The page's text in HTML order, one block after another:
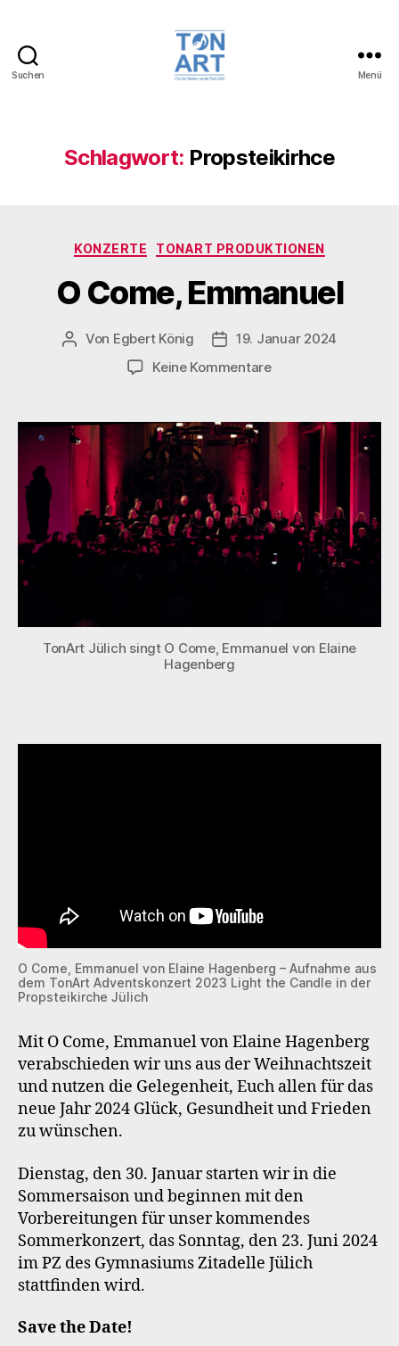
Suchen
Musikschule
der
Menü
Schlagwort: Propsteikirhce
Kategorien
KONZERTE TONART PRODUKTIONEN
O Come, Emmanuel
Beitragsautor
Von Egbert König Veröffentlichungsdatum
19. Januar 2024
Keine Kommentarezu
Emmanuel
TonArt Jülich singt O Come, Emmanuel von Elaine
Hagenberg
O Come, Emmanuel von Elaine Hagenberg – Aufnahme aus
dem TonArt Adventskonzert 2023 Light the Candle in der
Propsteikirche Jülich
Mit O Come, Emmanuel von Elaine Hagenberg
verabschieden wir uns aus der Weihnachtszeit
und nutzen die Gelegenheit, Euch allen für das
neue Jahr 2024 Glück, Gesundheit und Frieden
zu wünschen.
Dienstag, den 30. Januar starten wir in die
Sommersaison und beginnen mit den
Vorbereitungen für unser kommendes
Sommerkonzert, das Sonntag, den 23. Juni 2024
im PZ des Gymnasiums Zitadelle Jülich
stattfinden wird.
Save the Date!